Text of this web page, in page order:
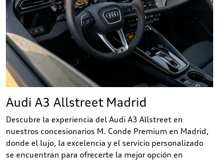
Audi A3 Allstreet Madrid
Descubre la experiencia del Audi A3 Allstreet en
nuestros concesionarios M. Conde Premium en Madrid,
donde el lujo, la excelencia y el servicio personalizado
se encuentran para ofrecerte la mejor opción en